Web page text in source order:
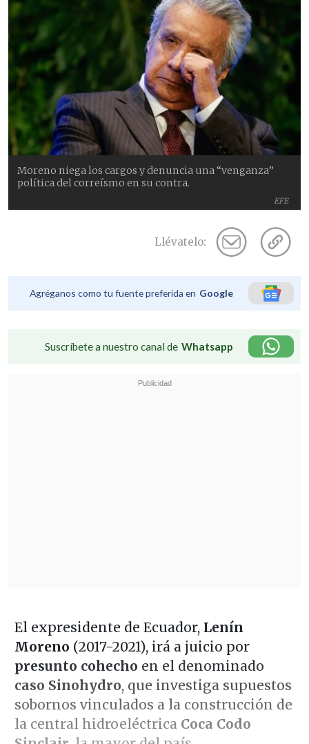
EFE
Moreno niega los cargos y denuncia una “venganza”
política del correísmo en su contra.
Llévatelo:
Agréganos como tu fuente preferida en Google
Suscríbete a nuestro canal de Whatsapp
El expresidente de Ecuador, Lenín
Moreno (2017-2021), irá a juicio por
presunto cohecho en el denominado
caso Sinohydro, que investiga supuestos
sobornos vinculados a la construcción de
la central hidroeléctrica Coca Codo